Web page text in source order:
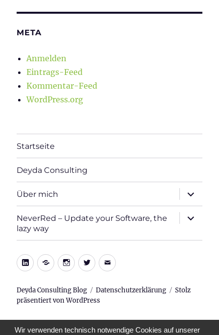
META
Anmelden
Eintrags-Feed
Kommentar-Feed
WordPress.org
Startseite
Deyda Consulting
Über mich
öffnen
NeverRed – Update your Software, the
lazy way
öffnen
LinkedIn
Xing Instagram
TwitterE-
Deyda Consulting Blog Datenschutzerklärung
Stolz
präsentiert von WordPress
Wir verwenden technisch notwendige Cookies auf unserer